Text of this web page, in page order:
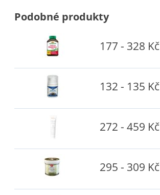
Podobné produkty
177 - 328 Kč
132 - 135 Kč
272 - 459 Kč
295 - 309 Kč